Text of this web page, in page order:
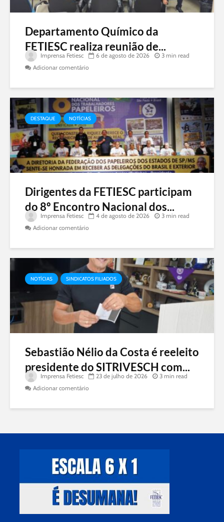
Departamento Químico da
FETIESC realiza reunião de...
Imprensa Fetiesc 6 de agosto de 2026
3 min read
Adicionar comentário
DESTAQUE NOTÍCIAS
Dirigentes da FETIESC participam
do 8º Encontro Nacional dos...
Imprensa Fetiesc 4 de agosto de 2026
3 min read
Adicionar comentário
NOTÍCIAS SINDICATOS FILIADOS
Sebastião Nélio da Costa é reeleito
presidente do SITRIVESCH com...
Imprensa Fetiesc 23 de julho de 2026
3 min read
Adicionar comentário